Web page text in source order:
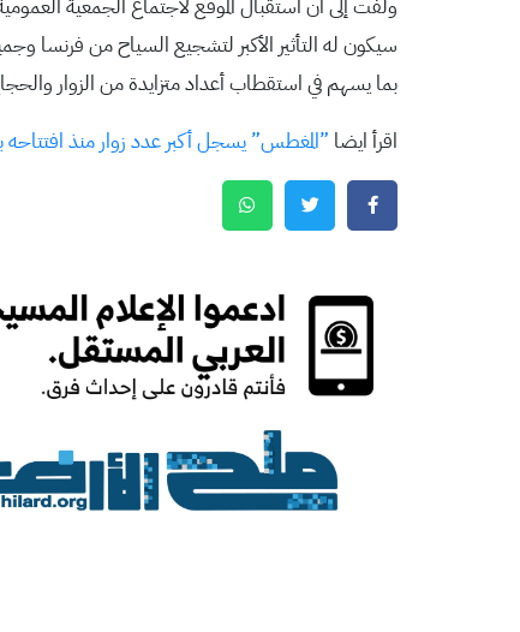
سيكون له التأثير الأكبر لتشجيع السياح من فرنسا
بما يسهم في استقطاب أعداد متزايدة من الزوار
اقرأ ايضا ”المغطس” يسجل أكبر عدد زوار منذ افتتاحه